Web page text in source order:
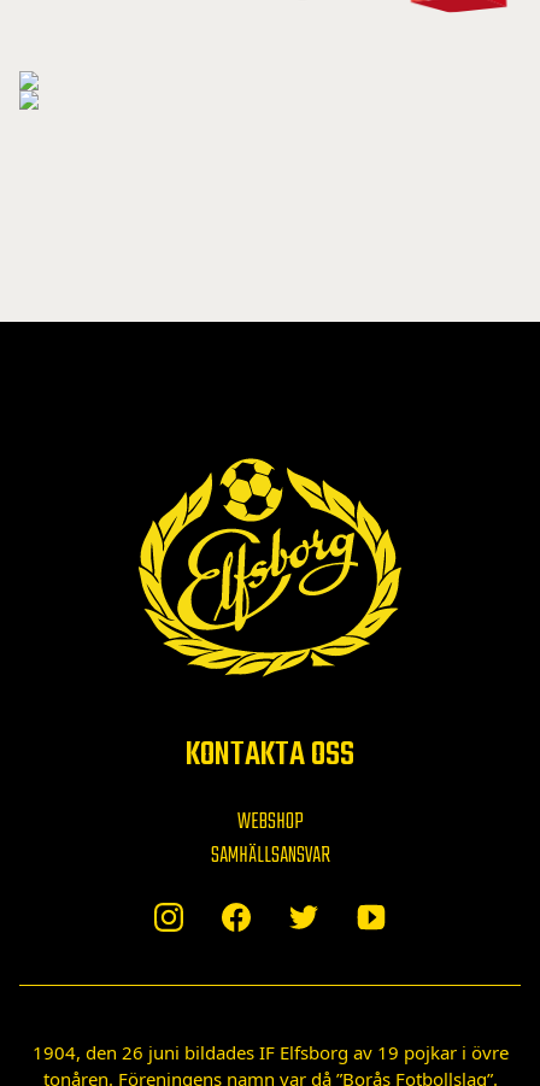
KONTAKTA OSS
WEBSHOP
SAMHÄLLSANSVAR
1904, den 26 juni bildades IF Elfsborg av 19 pojkar i övre
tonåren. Föreningens namn var då ”Borås Fotbollslag”.